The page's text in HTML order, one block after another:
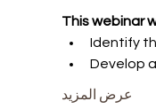
This webinar
Identify
Develop
عرض المزيد